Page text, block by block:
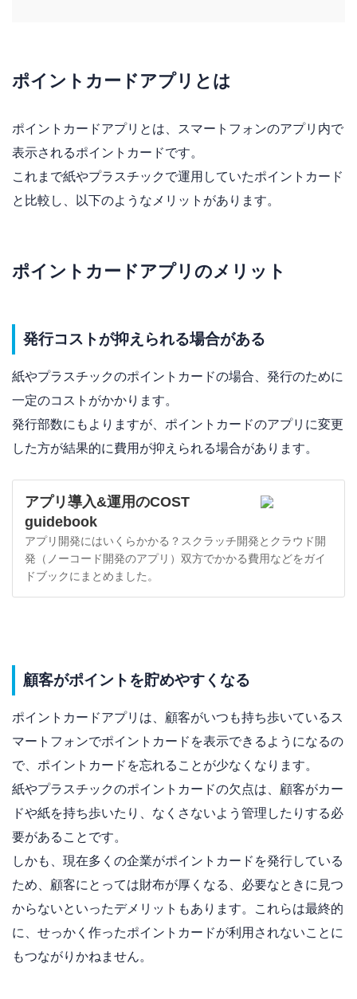
ポイントカードアプリとは
ポイントカードアプリとは、スマートフォンのアプリ内で
表示されるポイントカードです。
これまで紙やプラスチックで運用していたポイントカード
と比較し、以下のようなメリットがあります。
ポイントカードアプリのメリット
発行コストが抑えられる場合がある
紙やプラスチックのポイントカードの場合、発行のために
一定のコストがかかります。
発行部数にもよりますが、ポイントカードのアプリに変更
した方が結果的に費用が抑えられる場合があります。
アプリ導入&運用のCOST
guidebook
アプリ開発にはいくらかかる？スクラッチ開発とクラウド開
発（ノーコード開発のアプリ）双方でかかる費用などをガイ
ドブックにまとめました。
顧客がポイントを貯めやすくなる
ポイントカードアプリは、顧客がいつも持ち歩いているス
マートフォンでポイントカードを表示できるようになるの
で、ポイントカードを忘れることが少なくなります。
紙やプラスチックのポイントカードの欠点は、顧客がカー
ドや紙を持ち歩いたり、なくさないよう管理したりする必
要があることです。
しかも、現在多くの企業がポイントカードを発行している
ため、顧客にとっては財布が厚くなる、必要なときに見つ
からないといったデメリットもあります。これらは最終的
に、せっかく作ったポイントカードが利用されないことに
もつながりかねません。